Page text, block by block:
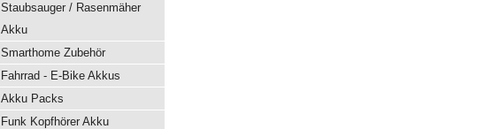
Staubsauger / Rasenmäher
Akku
Smarthome Zubehör
Fahrrad - E-Bike Akkus
Akku Packs
Funk Kopfhörer Akku